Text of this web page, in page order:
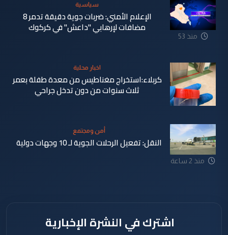
منذ 53
سياسية
الإعلام الأمني: ضربات جوية دقيقة تدمر 8
مضافات لإرهابي "داعش" في كركوك
منذ 59
دقيقة
اخبار محلية
كربلاء:استخراج مغناطيس من معدة طفلة بعمر
ثلاث سنوات من دون تدخل جراحي
منذ 2 ساعة
أمن ومجتمع
النقل: تفعيل الرحلات الجوية لـ 10 وجهات دولية
اشترك في النشرة الإخبارية